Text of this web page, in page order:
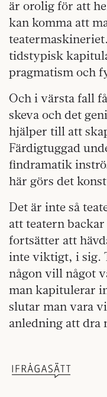
är orolig för att
kan komma att
tidstypisk
pragmatism och
Och i värsta fall
skeva och det
hjälper till att
Färdigtuggad
findramatik
här görs det
Det är inte så
att teatern
fortsätter att
inte viktigt, i sig.
någon vill något
man kapitulerar
slutar man vara
anledning att dra